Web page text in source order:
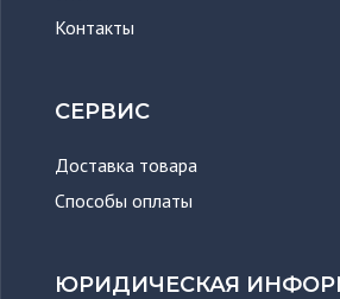
Контакты
СЕРВИС
Доставка товара
Способы оплаты
ЮРИДИЧЕСКАЯ